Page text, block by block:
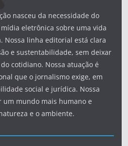
nasceu da necessidade do
eletrônica sobre uma vida
Nossa linha editorial está clara
e sustentabilidade, sem deixar
cotidiano. Nossa atuação é
que o jornalismo exige, em
social e jurídica. Nossa
mundo mais humano e
e o ambiente.